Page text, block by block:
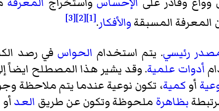
المسبقةوالأفكار.
[1]
[2]
[3]
رئيسي. يتم استخدام الحواس في رصد
أدوات علمية. وقد يشير هذا المصطلح ايضاً
أو كمية، تكون نوعية عندما يتم ملاحظة
بظاهرة ملحوظة وتكون عن طريق العد أو